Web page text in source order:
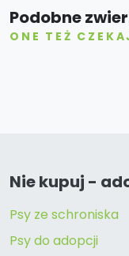
Podobne
ONE TEŻ
Nie kupuj -
Psy ze schroniska
Psy do adopcji